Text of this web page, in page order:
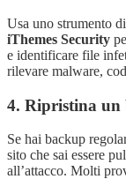
Usa uno strumento
iThemes Security
e identificare file
rilevare malware,
4. Ripristina un
Se hai backup
sito che sai essere
all’attacco. Molti